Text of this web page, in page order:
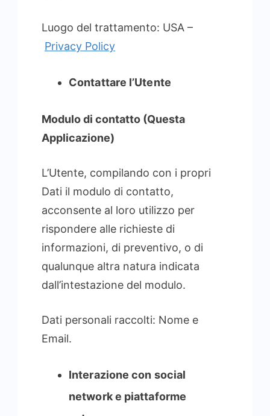
Luogo del trattamento: USA –
Privacy Policy
Contattare l’Utente
Modulo di contatto (Questa
Applicazione)
L’Utente, compilando con i propri
Dati il modulo di contatto,
acconsente al loro utilizzo per
rispondere alle richieste di
informazioni, di preventivo, o di
qualunque altra natura indicata
dall’intestazione del modulo.
Dati personali raccolti: Nome e
Email.
Interazione con social
network e piattaforme